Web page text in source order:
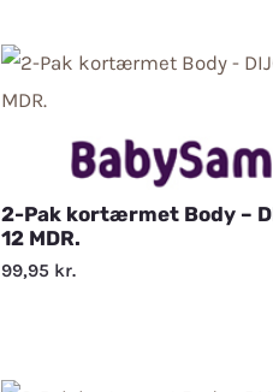
2-Pak kortærmet Body –
12 MDR.
99,95 kr.